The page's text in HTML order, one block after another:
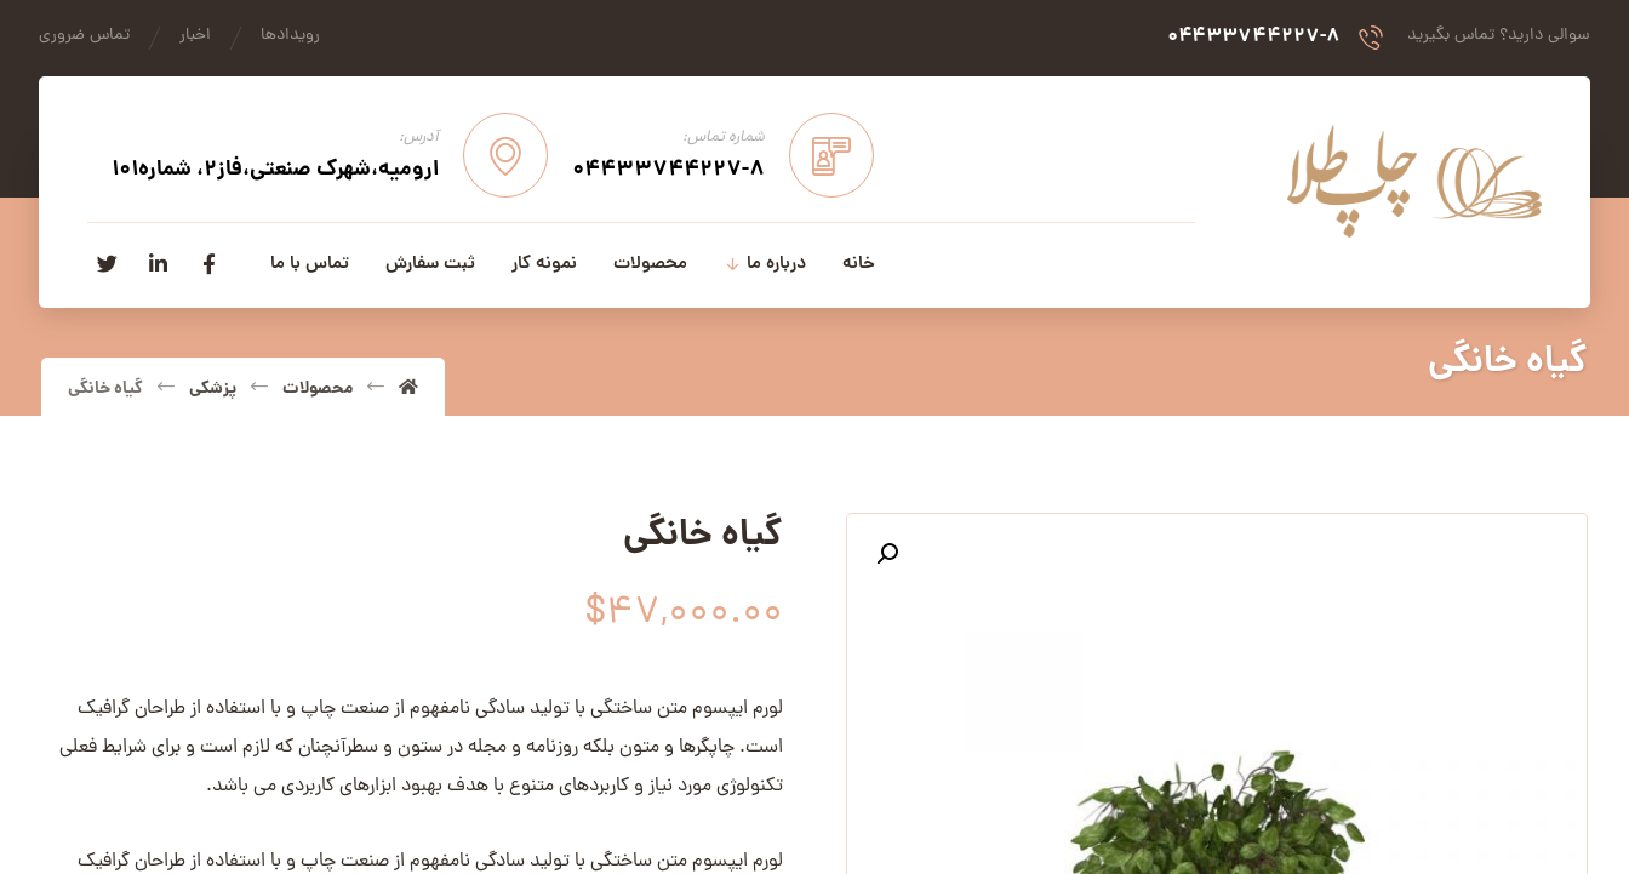
سوالی دارید؟ تماس بگیرید ۰۴۴۳۳۷۴۴۲۲۷-۸ تماس ضروری اخبار رویدادها
آدرس:
ارومیه،شهرک صنعتی،فاز2، شماره101
شماره تماس:
04433744227-8
خانه درباره ما محصولات نمونه کار ثبت سفارش تماس با ما
گیاه خانگی محصولات پزشکی گیاه خانگی
گیاه خانگی
$۴۷,۰۰۰.۰۰
لورم ایپسوم متن ساختگی با تولید سادگی نامفهوم از صنعت چاپ و با استفاده از طراحان گرافیک
است. چاپگرها و متون بلکه روزنامه و مجله در ستون و سطرآنچنان که لازم است و برای شرایط فعلی
تکنولوژی مورد نیاز و کاربردهای متنوع با هدف بهبود ابزارهای کاربردی می باشد.
لورم ایپسوم متن ساختگی با تولید سادگی نامفهوم از صنعت چاپ و با استفاده از طراحان گرافیک